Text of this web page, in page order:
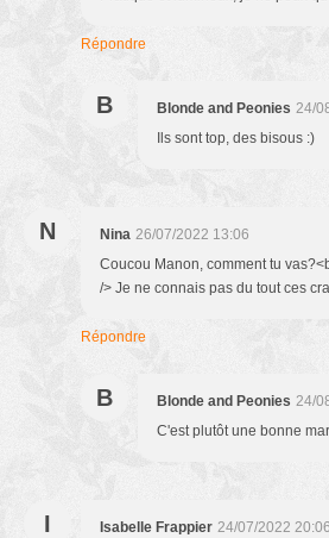
Répondre
B Blonde and Peonies 24/
Ils sont top, des bisous :)
N Nina 26/07/2022 13:06
Coucou Manon, comment tu
/> Je ne connais pas du tout ces
Répondre
B Blonde and Peonies 24/
C'est plutôt une bonne
I Isabelle Frappier 24/07/2022 20:06